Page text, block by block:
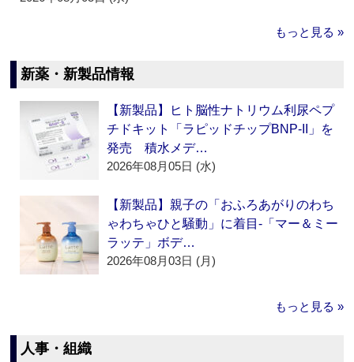
もっと見る »
新薬・新製品情報
【新製品】ヒト脳性ナトリウム利尿ペプ
チドキット「ラピッドチップBNP-II」を
発売 積水メデ…
2026年08月05日 (水)
【新製品】親子の「おふろあがりのわち
ゃわちゃひと騒動」に着目‐「マー＆ミー
ラッテ」ボデ…
2026年08月03日 (月)
もっと見る »
人事・組織